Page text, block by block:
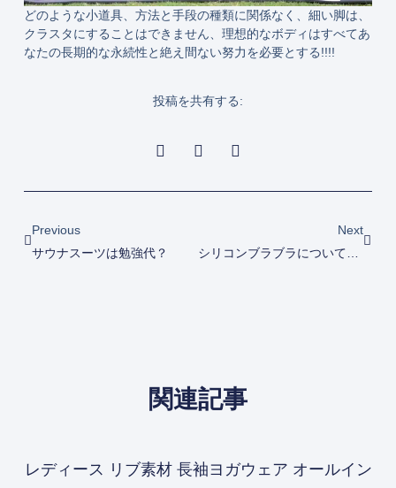
どのような小道具、方法と手段の種類に関係なく、細い脚は、
クラスタにすることはできません、理想的なボディはすべてあ
なたの長期的な永続性と絶え間ない努力を必要とする!!!!
投稿を共有する:
Previous
サウナスーツは勉強代？
Next
シリコンブラブラについて ノーブラの選択方法
関連記事
レディース リブ素材 長袖ヨガウェア オールイン